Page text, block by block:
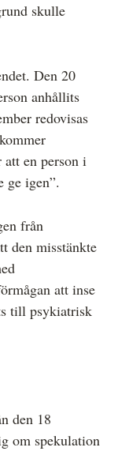
skulle
Den 20
anhållits
redovisas
en person i
ge igen”.
från
den misstänkte
att inse
till psykiatrisk
den 18
om spekulation